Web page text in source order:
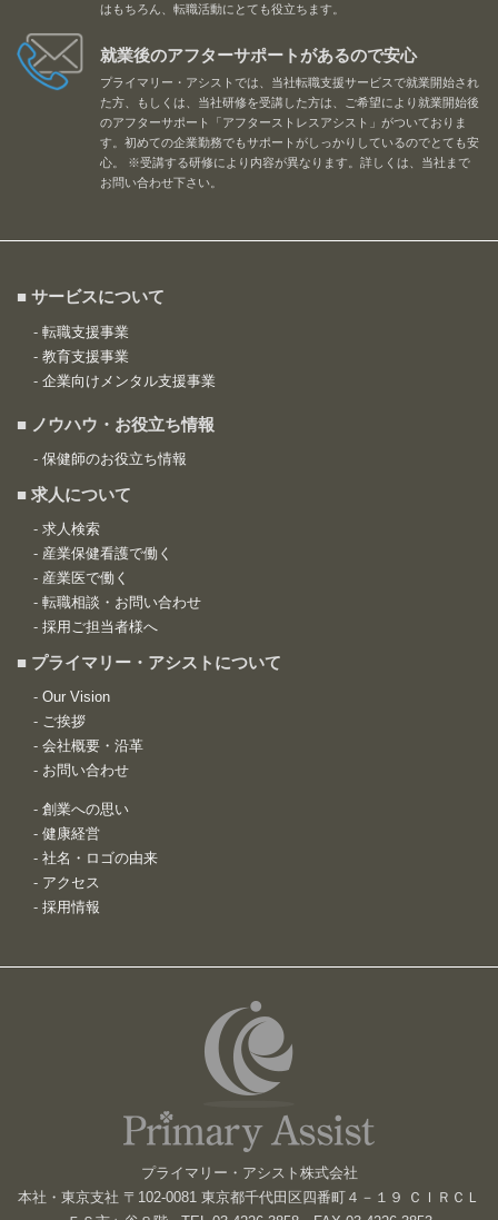
はもちろん、転職活動にとても役立ちます。
就業後のアフターサポートがあるので安心
プライマリー・アシストでは、当社転職支援サービスで就業開始され
た方、もしくは、当社研修を受講した方は、ご希望により就業開始後
のアフターサポート「アフターストレスアシスト」がついておりま
す。初めての企業勤務でもサポートがしっかりしているのでとても安
心。 ※受講する研修により内容が異なります。詳しくは、当社まで
お問い合わせ下さい。
■ サービスについて
- 転職支援事業
- 教育支援事業
- 企業向けメンタル支援事業
■ ノウハウ・お役立ち情報
- 保健師のお役立ち情報
■ 求人について
- 求人検索
- 産業保健看護で働く
- 産業医で働く
- 転職相談・お問い合わせ
- 採用ご担当者様へ
■ プライマリー・アシストについて
- Our Vision
- ご挨拶
- 会社概要・沿革
- お問い合わせ
- 創業への思い
- 健康経営
- 社名・ロゴの由来
- アクセス
- 採用情報
プライマリー・アシスト株式会社
本社・東京支社 〒102-0081 東京都千代田区四番町４－１９ ＣＩＲＣＬ